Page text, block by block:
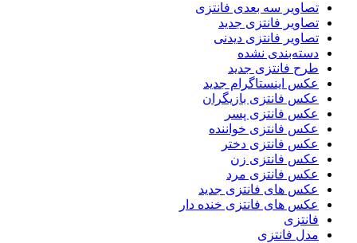
تصاویر سه بعدی فانتزی
تصاویر فانتزی جدید
تصاویر فانتزی دیدنی
دسته‌بندی نشده
طرح فانتزی جدید
عکس اینستاگرام جدید
عکس فانتزی بازیگران
عکس فانتزی پسر
عکس فانتزی خواننده
عکس فانتزی دختر
عکس فانتزی زن
عکس فانتزی مرد
عکس های فانتزی جدید
عکس های فانتزی خنده دار
فانتزی
مدل فانتزی